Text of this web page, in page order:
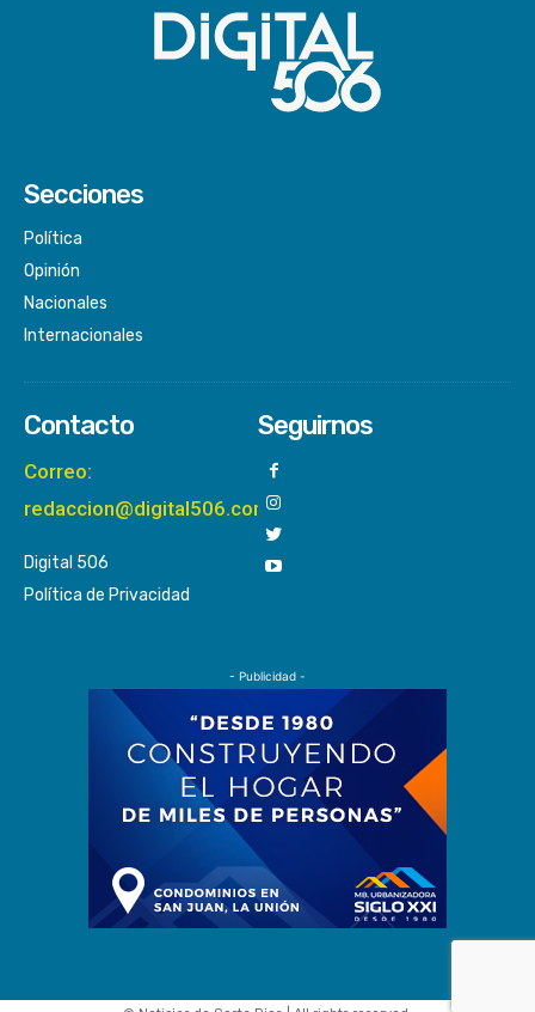
Secciones
Política
Opinión
Nacionales
Internacionales
Contacto
Correo:
redaccion@digital506.com
Digital 506
Política de Privacidad
Seguirnos
- Publicidad -